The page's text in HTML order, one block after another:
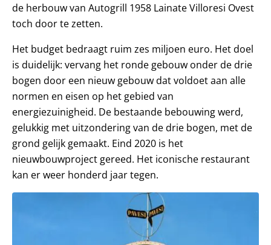
de herbouw van Autogrill 1958 Lainate Villoresi Ovest
toch door te zetten.
Het budget bedraagt ruim zes miljoen euro. Het doel
is duidelijk: vervang het ronde gebouw onder de drie
bogen door een nieuw gebouw dat voldoet aan alle
normen en eisen op het gebied van
energiezuinigheid. De bestaande bebouwing werd,
gelukkig met uitzondering van de drie bogen, met de
grond gelijk gemaakt. Eind 2020 is het
nieuwbouwproject gereed. Het iconische restaurant
kan er weer honderd jaar tegen.